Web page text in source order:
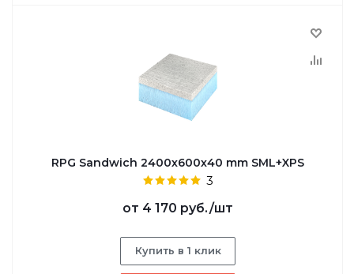
RPG Sandwich 2400х600х40 mm SML+XPS
3
от 4 170 руб./шт
Купить в 1 клик